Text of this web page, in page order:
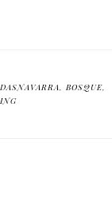
, BOSQUE,